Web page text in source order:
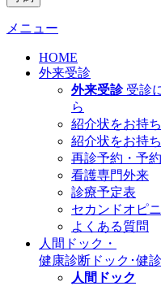
メニュー
HOME
外来受診
外来受診 受診
ら
紹介状をお持
紹介状をお持
再診予約・予
看護専門外来
診療予定表
セカンドオピ
よくある質問
人間ドック・
健康診断 ドック･健診
人間ドック